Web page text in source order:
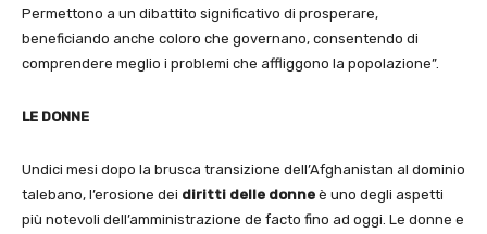
Permettono a un dibattito significativo di prosperare,
beneficiando anche coloro che governano, consentendo di
comprendere meglio i problemi che affliggono la popolazione”.
LE DONNE
Undici mesi dopo la brusca transizione dell’Afghanistan al dominio
talebano, l’erosione dei diritti delle donne è uno degli aspetti
più notevoli dell’amministrazione de facto fino ad oggi. Le donne e